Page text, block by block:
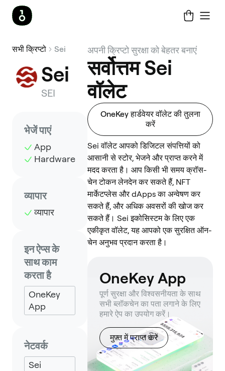
सभी क्रिप्टो Sei
Sei
SEI
भेजें पाएं
App
Hardware
व्यापार
व्यापार
इन ऐप्स के
साथ काम
करता है
OneKey
App
नेटवर्क
Sei
अपनी क्रिप्टो सुरक्षा को बेहतर बनाएं
सर्वोत्तम Sei
वॉलेट
OneKey हार्डवेयर वॉलेट की तुलना
करें
Sei वॉलेट आपको डिजिटल संपत्तियों को
आसानी से स्टोर, भेजने और प्राप्त करने में
मदद करता है। आप किसी भी समय क्रॉस-
चेन टोकन लेनदेन कर सकते हैं, NFT
मार्केटप्लेस और dApps का अन्वेषण कर
सकते हैं, और अधिक अवसरों की खोज कर
सकते हैं। Sei इकोसिस्टम के लिए एक
एकीकृत वॉलेट, यह आपको एक सुरक्षित ऑन-
चेन अनुभव प्रदान करता है।
OneKey App
पूर्ण सुरक्षा और विश्वसनीयता के साथ
सभी ब्लॉकचेन का पता लगाने के लिए
हमारे ऐप का उपयोग करें।
मुफ़्त में प्राप्त करें